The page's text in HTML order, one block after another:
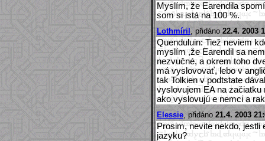
Myslím, že Earendila
som si istá na 100 %.
Lothmíril , přidáno 22.4. 2003
Quenduluin: Tiež neviem
myslím ,že Earendil sa
nezvučné, a okrem toho
má vyslovovať, lebo v
tak Tolkien v podtstate
vyslovujem EA na
ako vyslovujú e nemci a
Elessie , přidáno 21.4. 2003
Prosim, nevite nekdo, jestli
jazyku?